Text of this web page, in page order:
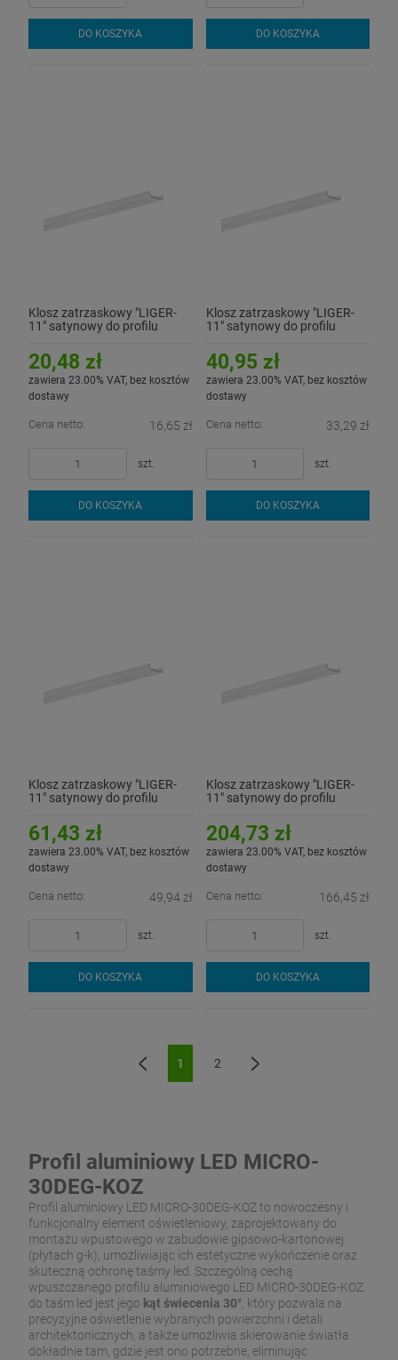
DO KOSZYKA DO KOSZYKA
Klosz zatrzaskowy "LIGER-
11" satynowy do profilu
20,48 zł
zawiera 23.00% VAT, bez kosztów
dostawy
Cena netto: 16,65 zł
szt.
DO KOSZYKA
Klosz zatrzaskowy "LIGER-
11" satynowy do profilu
40,95 zł
zawiera 23.00% VAT, bez kosztów
dostawy
Cena netto: 33,29 zł
szt.
DO KOSZYKA
Klosz zatrzaskowy "LIGER-
11" satynowy do profilu
61,43 zł
zawiera 23.00% VAT, bez kosztów
dostawy
Cena netto: 49,94 zł
szt.
DO KOSZYKA
Klosz zatrzaskowy "LIGER-
11" satynowy do profilu
metrów
204,73 zł
zawiera 23.00% VAT, bez kosztów
dostawy
Cena netto: 166,45 zł
szt.
DO KOSZYKA
1 2
Profil aluminiowy LED MICRO-
30DEG-KOZ
Profil aluminiowy LED MICRO-30DEG-KOZ to nowoczesny i
funkcjonalny element oświetleniowy, zaprojektowany do
montażu wpustowego w zabudowie gipsowo-kartonowej
(płytach g-k), umożliwiając ich estetyczne wykończenie oraz
skuteczną ochronę taśmy led. Szczególną cechą
wpuszczanego profilu aluminiowego LED MICRO-30DEG-KOZ
do taśm led jest jego kąt świecenia 30°, który pozwala na
precyzyjne oświetlenie wybranych powierzchni i detali
architektonicznych, a także umożliwia skierowanie światła
dokładnie tam, gdzie jest ono potrzebne, eliminując